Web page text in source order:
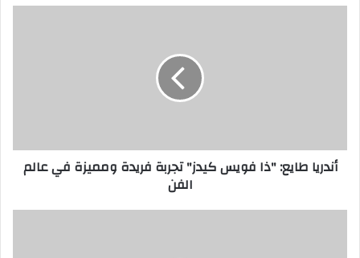
في
عالم
أندريا طايع: "ذا فويس كيدز" تجربة فريدة ومميزة في عالم
الفن